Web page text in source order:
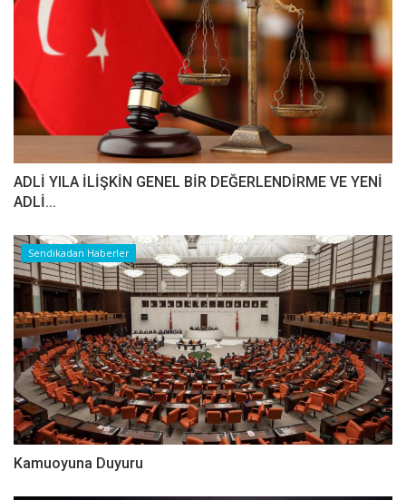
ADLİ YILA İLİŞKİN GENEL BİR DEĞERLENDİRME VE YENİ
ADLİ...
Sendikadan Haberler
Kamuoyuna Duyuru